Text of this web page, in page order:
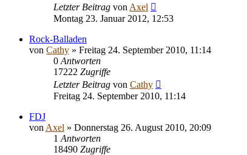
Letzter Beitrag von Axel
Montag 23. Januar 2012, 12:53
Rock-Balladen
von Cathy » Freitag 24. September 2010, 11:14
0 Antworten
17222 Zugriffe
Letzter Beitrag von Cathy
Freitag 24. September 2010, 11:14
FDJ
von Axel » Donnerstag 26. August 2010, 20:09
1 Antworten
18490 Zugriffe